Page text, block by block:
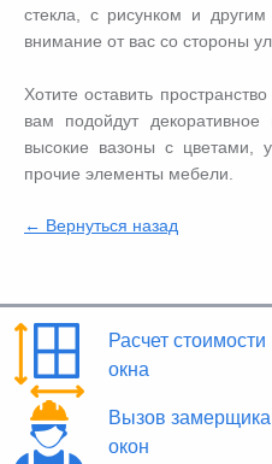
стекла, с рисунком и
внимание от вас со стороны
Хотите оставить
вам подойдут
высокие вазоны с цветами,
прочие элементы мебели.
← Вернуться назад
Расчет стоимости
окна
Вызов замерщика
окон